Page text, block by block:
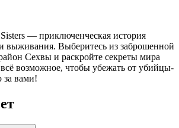
— приключенческая история
выживания. Выберитесь из заброшенной
Сехвы и раскройте секреты мира
возможное, чтобы убежать от убийцы-
за вами!